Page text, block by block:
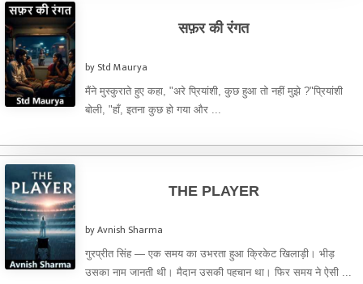
सफ़र की रंगत
by Std Maurya
मैंने मुस्कुराते हुए कहा, "अरे प्रियांशी, कुछ हुआ तो नहीं मुझे ?" ​प्रियांशी
बोली, "हाँ, इतना कुछ हो गया और ...
THE PLAYER
by Avnish Sharma
गुरप्रीत सिंह — एक समय का उभरता हुआ क्रिकेट खिलाड़ी। भीड़
उसका नाम जानती थी। मैदान उसकी पहचान था। फिर समय ने ऐसी ...